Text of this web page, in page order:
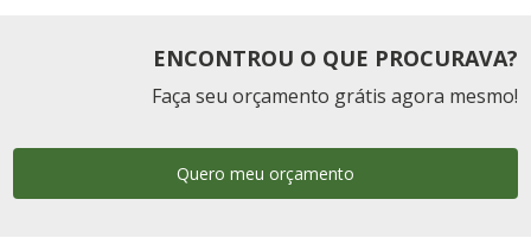
ENCONTROU O QUE PROCURAVA?
Faça seu orçamento grátis agora mesmo!
Quero meu orçamento